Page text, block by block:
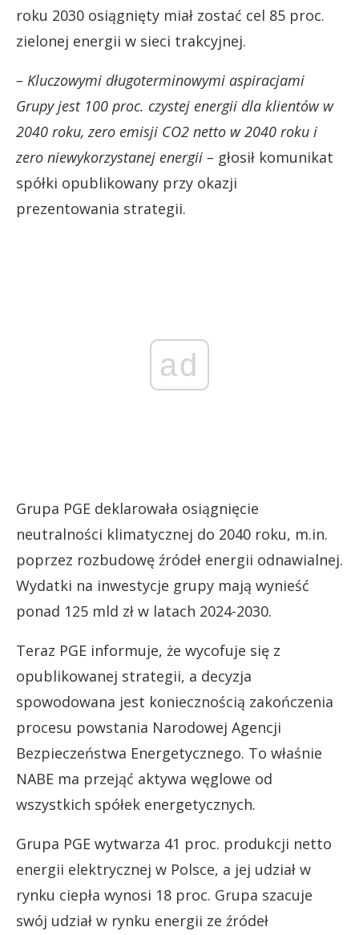
roku 2030 osiągnięty miał zostać cel 85 proc.
zielonej energii w sieci trakcyjnej.
– Kluczowymi długoterminowymi aspiracjami
Grupy jest 100 proc. czystej energii dla klientów w
2040 roku, zero emisji CO2 netto w 2040 roku i
zero niewykorzystanej energii – głosił komunikat
spółki opublikowany przy okazji
prezentowania strategii.
ad
Grupa PGE deklarowała osiągnięcie
neutralności klimatycznej do 2040 roku, m.in.
poprzez rozbudowę źródeł energii odnawialnej.
Wydatki na inwestycje grupy mają wynieść
ponad 125 mld zł w latach 2024-2030.
Teraz PGE informuje, że wycofuje się z
opublikowanej strategii, a decyzja
spowodowana jest koniecznością zakończenia
procesu powstania Narodowej Agencji
Bezpieczeństwa Energetycznego. To właśnie
NABE ma przejąć aktywa węglowe od
wszystkich spółek energetycznych.
Grupa PGE wytwarza 41 proc. produkcji netto
energii elektrycznej w Polsce, a jej udział w
rynku ciepła wynosi 18 proc. Grupa szacuje
swój udział w rynku energii ze źródeł